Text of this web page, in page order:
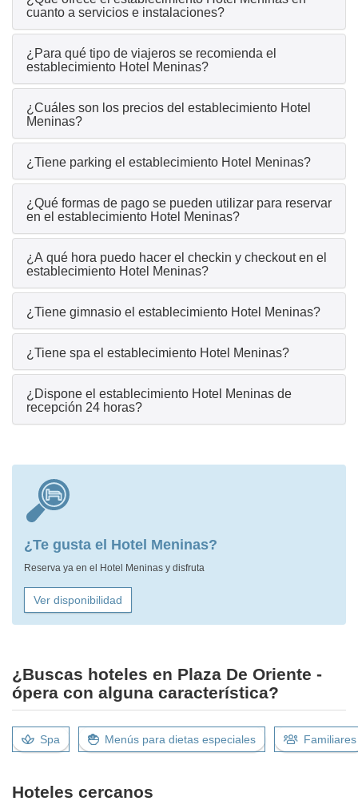
cuanto a servicios e instalaciones?
¿Para qué tipo de viajeros se recomienda el
establecimiento Hotel Meninas?
¿Cuáles son los precios del establecimiento Hotel
Meninas?
¿Tiene parking el establecimiento Hotel Meninas?
¿Qué formas de pago se pueden utilizar para reservar
en el establecimiento Hotel Meninas?
¿A qué hora puedo hacer el checkin y checkout en el
establecimiento Hotel Meninas?
¿Tiene gimnasio el establecimiento Hotel Meninas?
¿Tiene spa el establecimiento Hotel Meninas?
¿Dispone el establecimiento Hotel Meninas de
recepción 24 horas?
¿Te gusta el Hotel Meninas?
Reserva ya en el Hotel Meninas y disfruta
Ver disponibilidad
¿Buscas hoteles en Plaza De Oriente -
ópera con alguna característica?
Spa Menús para dietas especiales Familiares
Hoteles cercanos